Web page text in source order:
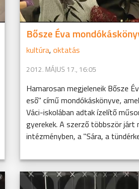
Bősze Éva
kultúra, oktatás
2012. MÁJUS 17., 16:05
Hamarosan megjeleneik Bősze
eső" című mondókáskönyve,
Váci-iskolában adtak ízelítő
gyerekek. A szerző többször járt
intézményben, a "Sára, a